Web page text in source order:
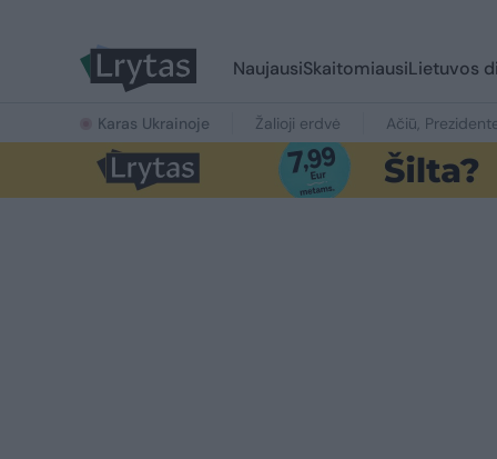
NaujausiSkaitomiausiLietuvos
Karas Ukrainoje Žalioji erdvė Ačiū,